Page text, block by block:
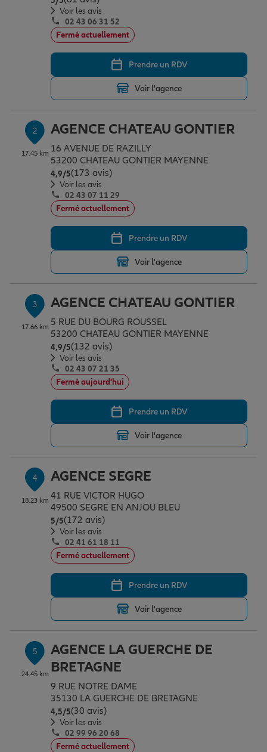
Assurance emprunteur
Prévoyance et dépendance
Assurance animal de compagnie
Protection de la famille
Protection juridique
Épargne & retraite
Plan épargne retraite
Placements financiers
Investissements immobiliers
Vos projets
Déménager
Changer de voiture
Outre-mer
Assurance auto
Garantie des accidents de la vie
Assurance scolaire
Protection juridique
Tous nos devis d'assurance
Professionnels
Voir les avis
02 43 06 31 52
Fermé actuellement
Prendre un RDV
Voir l'agence
2
17.45 km
AGENCE CHATEAU GONTIER
16 AVENUE DE RAZILLY
53200 CHATEAU GONTIER MAYENNE
4,9/5Note de 4.9 sur 5
(173 avis)
Voir les avis
02 43 07 11 29
Fermé actuellement
Prendre un RDV
Voir l'agence
3
17.66 km
AGENCE CHATEAU GONTIER
5 RUE DU BOURG ROUSSEL
53200 CHATEAU GONTIER MAYENNE
4,9/5Note de 4.9 sur 5
(132 avis)
Voir les avis
02 43 07 21 35
Fermé aujourd'hui
Prendre un RDV
Voir l'agence
4
18.23 km
AGENCE SEGRE
41 RUE VICTOR HUGO
49500 SEGRE EN ANJOU BLEU
5/5Note de 5 sur 5
(172 avis)
Voir les avis
02 41 61 18 11
Fermé actuellement
Prendre un RDV
Voir l'agence
5
24.45 km
AGENCE LA GUERCHE DE
BRETAGNE
9 RUE NOTRE DAME
35130 LA GUERCHE DE BRETAGNE
4,5/5Note de 4.5 sur 5
(30 avis)
Voir les avis
02 99 96 20 68
Fermé actuellement